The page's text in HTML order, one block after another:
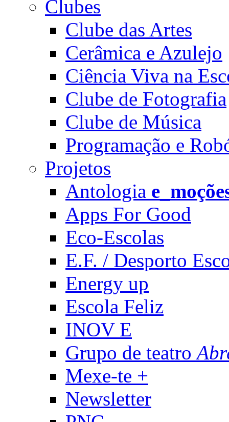
Clubes
Clube das Artes
Cerâmica e Azulejo
Ciência Viva na
Clube de Fotografia
Clube de Música
Programação e
Projetos
Antologia
Apps For Good
Eco-Escolas
E.F. / Desporto
Energy up
Escola Feliz
INOV E
Grupo de teatro
Mexe-te +
Newsletter